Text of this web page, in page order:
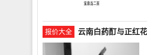
报价大全 云南白药酊与正红